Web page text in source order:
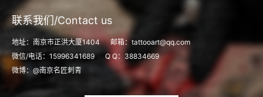
联系我们/Contact us
地址：南京市正洪大厦1404 邮箱：tattooart@qq.com
微信/电话：15996341689 Q Q：38834669
微博：@南京名匠刺青